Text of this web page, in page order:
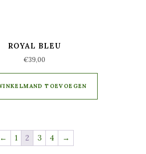
ROYAL BLEU
€39,00
TOEVOEGEN
← 1 2 3 4 →